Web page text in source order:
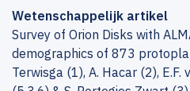
Wetenschappelijk artikel
Survey of Orion Disks with
demographics of 873
Terwisga (1), A. Hacar (2), E.F.